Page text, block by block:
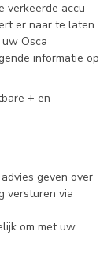
verkeerde accu
er naar te laten
Osca
informatie op
+ en -
geven over
versturen via
om met uw